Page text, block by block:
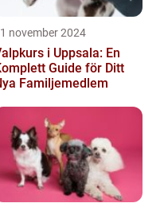
november 2024
i Uppsala: En
Guide för Ditt
Familjemedlem